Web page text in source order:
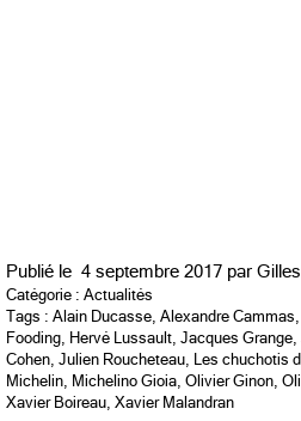
Publié le 4 septembre 2017 par
Catégorie : Actualités
Tags : Alain Ducasse, Alexandre Cammas,
Fooding, Hervé Lussault, Jacques Grange,
Cohen, Julien Roucheteau, Les chuchotis
Michelin, Michelino Gioia, Olivier Ginon,
Xavier Boireau, Xavier Malandran